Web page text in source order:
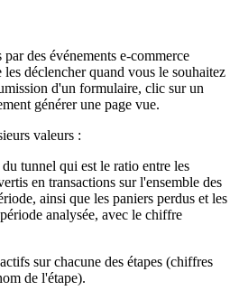
par des événements e-commerce
déclencher quand vous le souhaitez
d'un formulaire, clic sur un
générer une page vue.
valeurs :
tunnel qui est le ratio entre les
en transactions sur l'ensemble des
ainsi que les paniers perdus et les
analysée, avec le chiffre
sur chacune des étapes (chiffres
de l'étape).